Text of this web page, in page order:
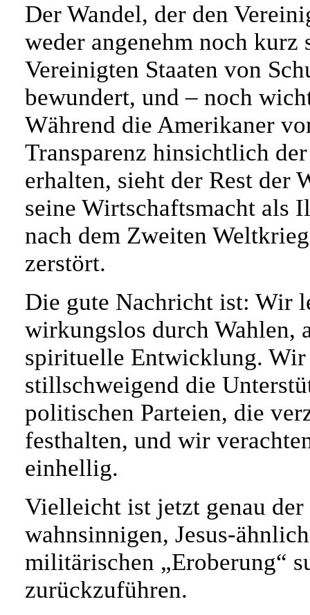
Der Wandel, der den
weder angenehm noch
Vereinigten Staaten von
bewundert, und – noch
Während die Amerikaner
Transparenz hinsichtlich
erhalten, sieht der Rest der
seine Wirtschaftsmacht als
nach dem Zweiten
zerstört.
Die gute Nachricht ist: Wir
wirkungslos durch Wahlen,
spirituelle Entwicklung. Wir
stillschweigend die
politischen Parteien, die
festhalten, und wir
einhellig.
Vielleicht ist jetzt genau
wahnsinnigen, Jesus-
militärischen „Eroberung“
zurückzuführen.